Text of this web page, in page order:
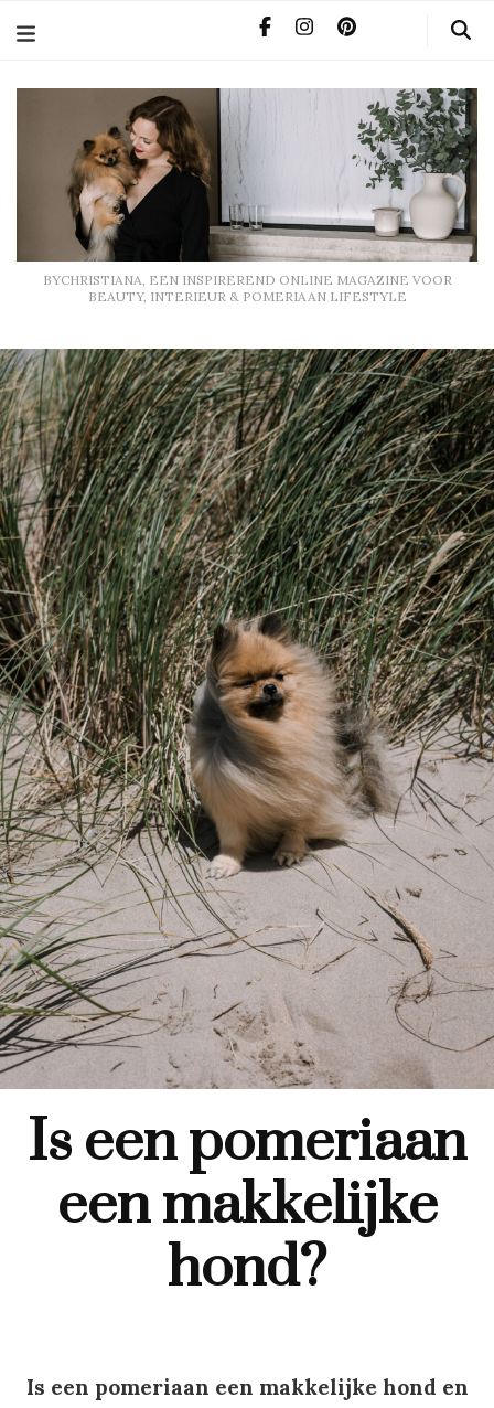
BYCHRISTIANA, EEN INSPIREREND ONLINE MAGAZINE VOOR
BEAUTY, INTERIEUR & POMERIAAN LIFESTYLE
Is een pomeriaan
een makkelijke
hond?
Is een pomeriaan een makkelijke hond en